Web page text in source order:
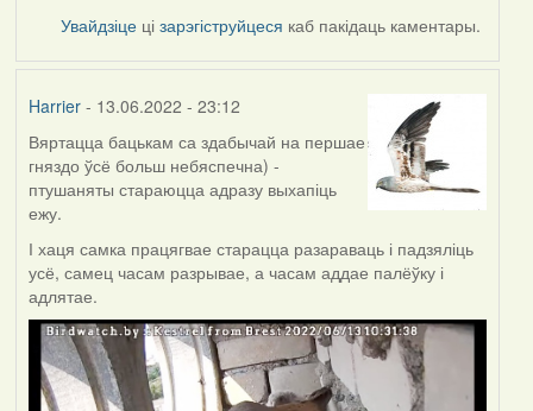
Увайдзіце цізарэгіструйцеся каб пакідаць каментары.
Harrier- 13.06.2022 - 23:12
Вяртацца бацькам са здабычай на першае
гняздо ўсё больш небяспечна) -
птушаняты стараюцца адразу выхапіць
ежу.
І хаця самка працягвае старацца разараваць і падзяліць
усё, самец часам разрывае, а часам аддае палёўку і
адлятае.